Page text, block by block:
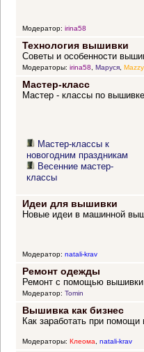
Модератор: irina58
Технология вышивки
Советы и особенности
Модераторы: irina58, Маруся, Mazzy
Мастер-класс
Мастер - классы по вышивке
Мастер-классы к
новогодним праздникам
Весенние мастер-
классы
Идеи для вышивки
Новые идеи в машинной
Модератор: natali-krav
Ремонт одежды
Ремонт с помощью вышивки
Модератор: Tomin
Вышивка как бизнес
Как заработать при
Модераторы: Клеома, natali-krav